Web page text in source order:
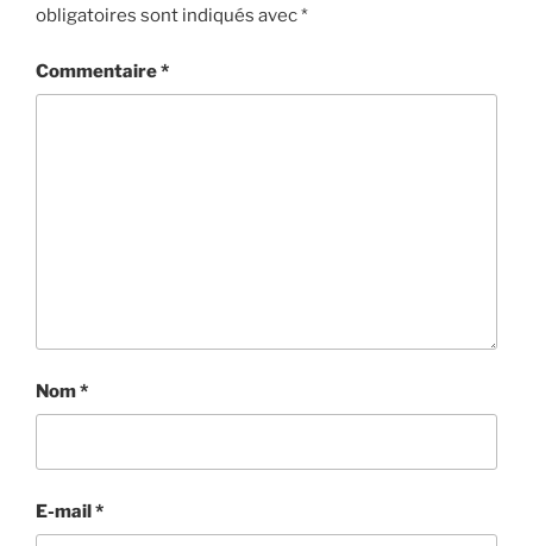
obligatoires sont indiqués avec*
Commentaire*
Nom*
E-mail*